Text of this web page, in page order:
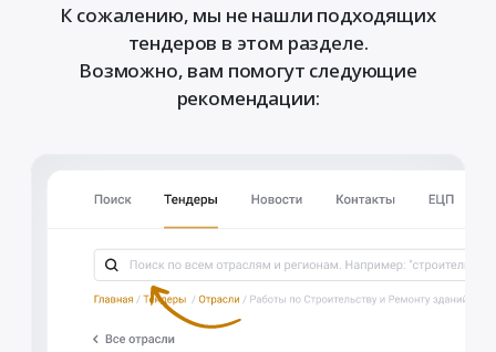
К сожалению, мы не нашли подходящих
тендеров в этом разделе.
Возможно, вам помогут следующие
рекомендации: